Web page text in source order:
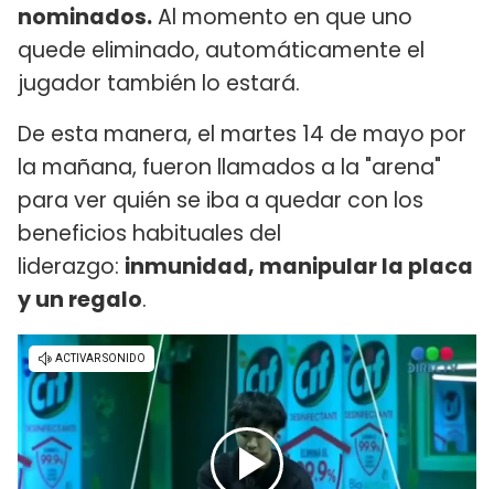
nominados.Al momento en que uno
quede eliminado, automáticamente el
jugador también lo estará.
De esta manera, el martes 14 de mayo por
la mañana, fueron llamados a la "arena"
para ver quién se iba a quedar con los
beneficios habituales del
liderazgo: inmunidad, manipular la placa
y un regalo.